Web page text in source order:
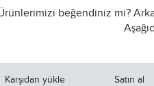
beğendiniz mi?
Karşıdan yükle Satın al